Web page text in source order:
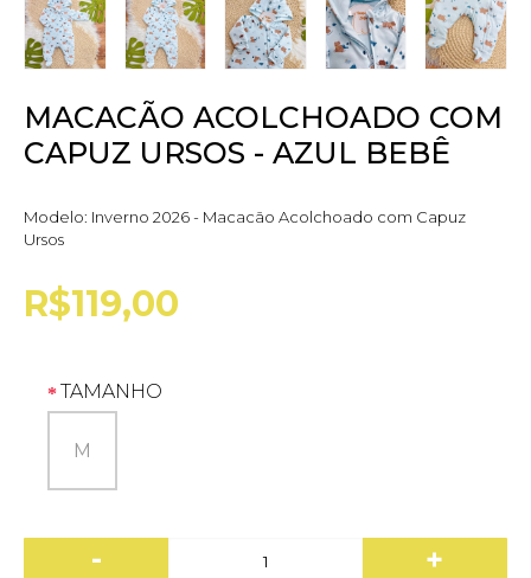
MACACÃO ACOLCHOADO COM
CAPUZ URSOS - AZUL BEBÊ
Modelo: Inverno 2026 - Macacão Acolchoado com Capuz
Ursos
R$119,00
TAMANHO
M
- +